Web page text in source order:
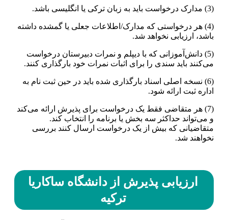
(3) مدارک درخواست باید به زبان ترکی یا انگلیسی باشد.
(4) هر درخواستی که مدارک/اطلاعات جعلی یا گمشده داشته
باشد، ارزیابی نخواهد شد.
(5) دانش‌آموزانی که با دیپلم و نمرات دبیرستان درخواست
می‌کنند باید سندی را برای اثبات نمرات خود بارگذاری کنند.
(6) نسخه اصلی اسناد بارگذاری شده باید در حین ثبت نام به
اداره ثبت ارائه شود.
(7) هر متقاضی فقط یک درخواست برای پذیرش ارائه می‌کند
و می‌تواند حداکثر سه بخش یا برنامه را انتخاب کند.
متقاضیانی که بیش از یک درخواست ارسال کنند بررسی
نخواهند شد.
ارزیابی پذیرش از دانشگاه ساکاریا
ترکیه